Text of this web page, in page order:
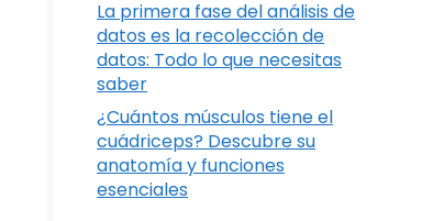
La primera fase del análisis de
datos es la recolección de
datos: Todo lo que necesitas
saber
¿Cuántos músculos tiene el
cuádriceps? Descubre su
anatomía y funciones
esenciales